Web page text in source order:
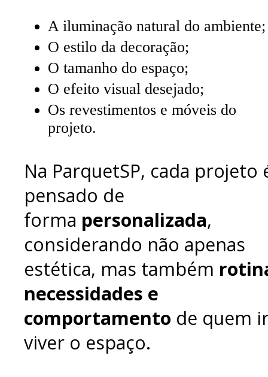
A iluminação natural do ambiente;
O estilo da decoração;
O tamanho do espaço;
O efeito visual desejado;
Os revestimentos e móveis do
projeto.
Na ParquetSP, cada projeto
pensado de
forma personalizada,
considerando não apenas
estética, mas também
necessidades e
comportamento de quem
viver o espaço.